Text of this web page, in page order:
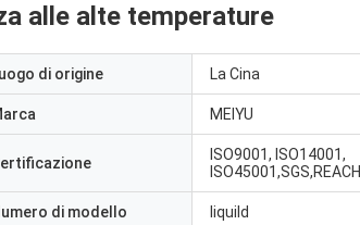
alle alte temperature
di origine La Cina
MEIYU
ISO9001, ISO14001,
ISO45001,SGS,REACH
di modello liquild